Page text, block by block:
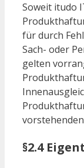
Soweit itudo
für durch
Sach- oder
gelten
§2.4